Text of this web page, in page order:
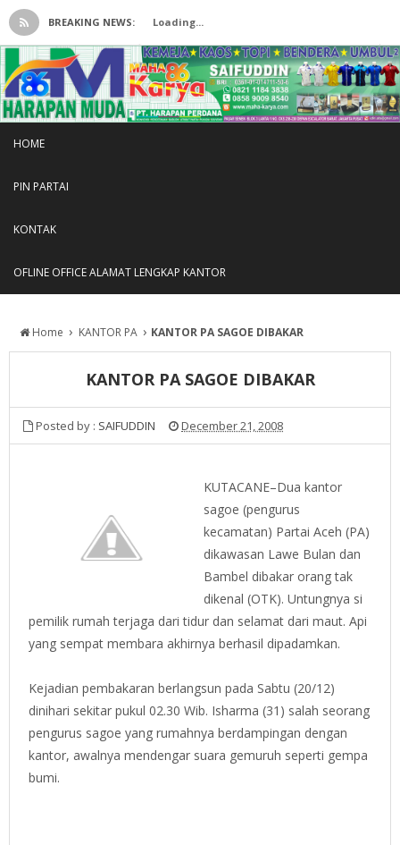
BREAKING NEWS: Loading...
HOME
PIN PARTAI
KONTAK
OFLINE OFFICE ALAMAT LENGKAP KANTOR
Home › KANTOR PA › KANTOR PA SAGOE DIBAKAR
KANTOR PA SAGOE DIBAKAR
Posted by : SAIFUDDIN December 21, 2008
KUTACANE–Dua kantor
sagoe (pengurus
kecamatan) Partai Aceh (PA)
dikawasan Lawe Bulan dan
Bambel dibakar orang tak
dikenal (OTK). Untungnya si
pemilik rumah terjaga dari tidur dan selamat dari maut. Api
yang sempat membara akhirnya berhasil dipadamkan.
Kejadian pembakaran berlangsun pada Sabtu (20/12)
dinihari sekitar pukul 02.30 Wib. Isharma (31) salah seorang
pengurus sagoe yang rumahnya berdampingan dengan
kantor, awalnya mendengar suara gemuruh seperti gempa
bumi.